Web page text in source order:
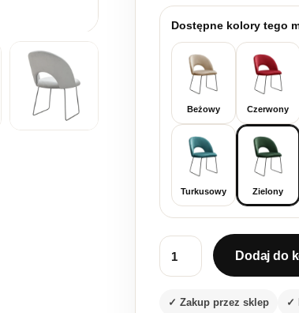
Dostępne kolory tego
Beżowy Czerwony
Turkusowy Zielony
ilość Zielone welurowe
Dodaj do
✓ Zakup przez sklep ✓